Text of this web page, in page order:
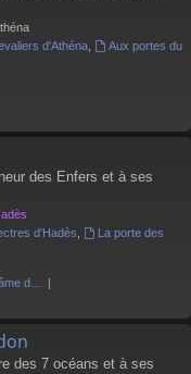
d'Athéna,
Aux portes du
des Enfers et à ses
d'Hadès
La porte des
d…
des 7 océans et à ses